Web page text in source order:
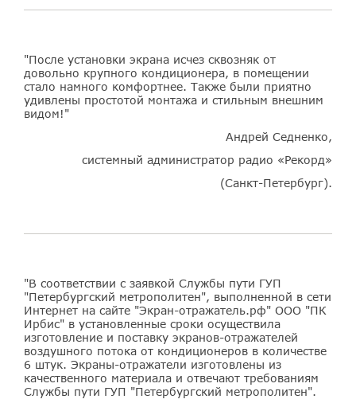
"После установки экрана исчез сквозняк от
довольно крупного кондиционера, в помещении
стало намного комфортнее. Также были приятно
удивлены простотой монтажа и стильным внешним
видом!"
Андрей Седненко,
системный администратор радио «Рекорд»
(Санкт-Петербург).
"В соответствии с заявкой Службы пути ГУП
"Петербургский метрополитен", выполненной в сети
Интернет на сайте "Экран-отражатель.рф" ООО "ПК
Ирбис" в установленные сроки осуществила
изготовление и поставку экранов-отражателей
воздушного потока от кондиционеров в количестве
6 штук. Экраны-отражатели изготовлены из
качественного материала и отвечают требованиям
Службы пути ГУП "Петербургский метрополитен".